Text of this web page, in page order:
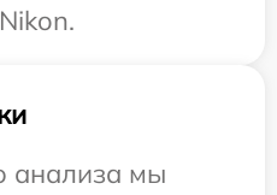
анализа мы